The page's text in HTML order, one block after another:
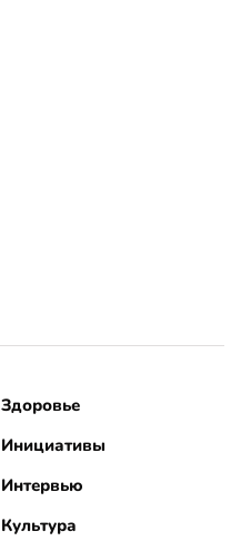
Здоровье
Инициативы
Интервью
Культура